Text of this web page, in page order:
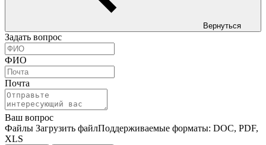
Вернуться
Задать вопрос
ФИО
Почта
Ваш вопрос
Файлы Загрузить файлПоддерживаемые форматы: DOC, PDF,
XLS